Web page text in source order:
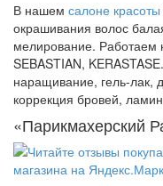
В нашем салоне красоты
окрашивания волос
мелирование. Работаем
SEBASTIAN,
наращивание, гель-лак,
коррекция бровей,
«Парикмахерский